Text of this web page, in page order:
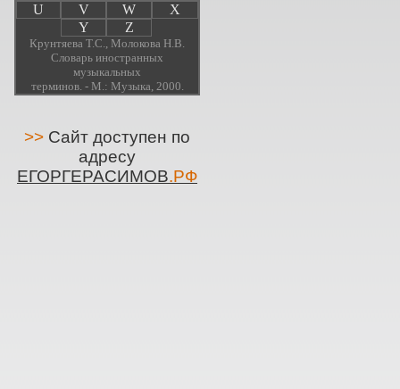
U
V W
X
Y
Z
Крунтяева Т.С., Молокова Н.В.
Словарь иностранных
музыкальных
терминов. - М.: Музыка, 2000.
>> Сайт доступен по
адресу
ЕГОРГЕРАСИМОВ.РФ